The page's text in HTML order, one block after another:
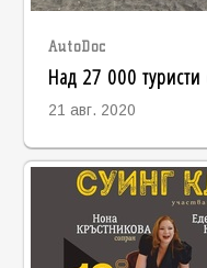
AutoDoc
Над 27 000
21 авг. 2020